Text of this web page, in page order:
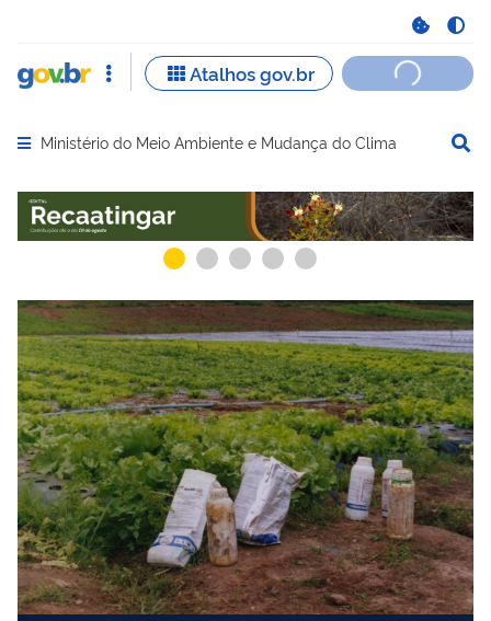
Abrir menu principal de navegação
Ministério do Meio Ambiente e Mudança do Clima
Serviços recomendados para você Serviços